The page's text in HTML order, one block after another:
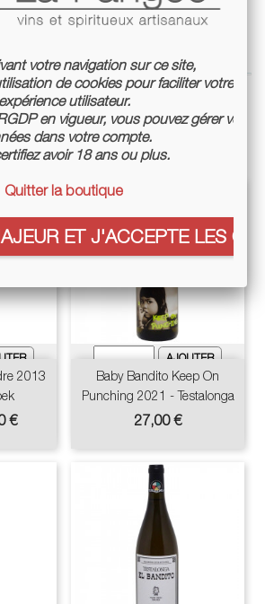
associées :
2013
€
Baby Bandito Keep On
Punching 2021 - Testalonga
Prix
27,00 €
votre navigation sur ce site,
de cookies pour faciliter votre
expérience utilisateur.
en vigueur, vous pouvez gérer vos
dans votre compte.
avoir 18 ans ou plus.
Quitter la boutique
ET J'ACCEPTE LES